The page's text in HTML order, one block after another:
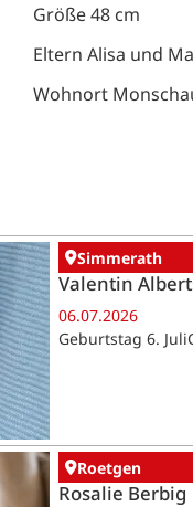
Größe 48 cm
Eltern Alisa und
Wohnort
Simmerath
Valentin
06.07.2026
Geburtstag 6.
Roetgen
Rosalie Berbig